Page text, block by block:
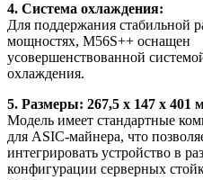
4. Система охлаждения:
Для поддержания стабильной
мощностях, M56S++ оснащен
усовершенствованной
охлаждения.
5. Размеры: 267,5 х 147 х 401
Модель имеет стандартные
для ASIC-майнера, что
интегрировать устройство в
конфигурации серверных